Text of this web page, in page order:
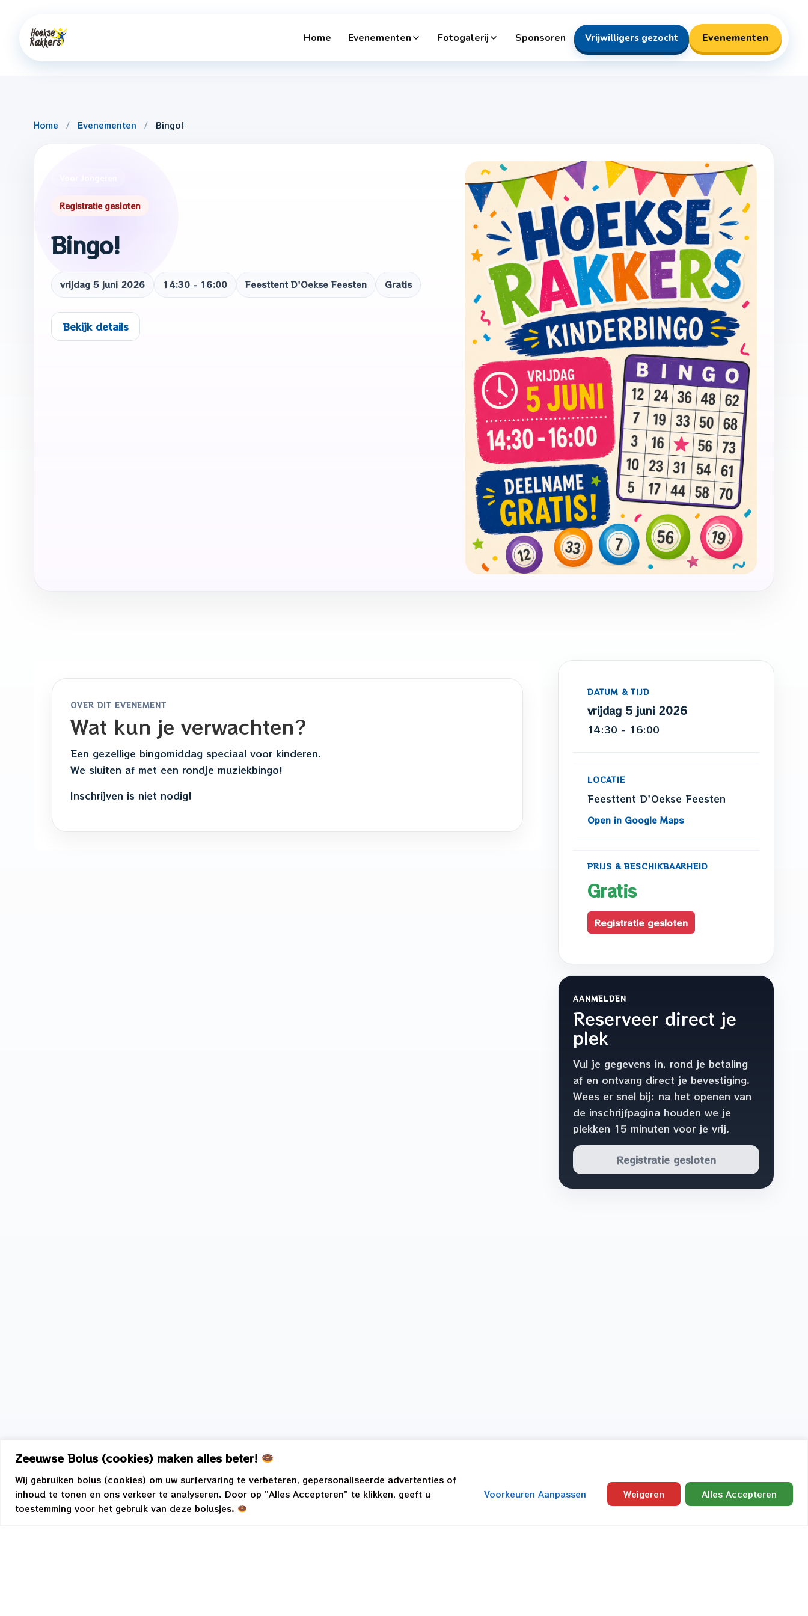
Zeeuwse Bolus (cookies) maken alles beter!
Wij gebruiken bolus (cookies) om uw surfervaring te verbeteren, gepersonaliseerde advertenties of
inhoud te tonen en ons verkeer te analyseren. Door op "Alles Accepteren" te klikken, geeft u
toestemming voor het gebruik van deze bolusjes.
Voorkeuren Aanpassen Weigeren Alles Accepteren
Home Evenementen Fotogalerij Sponsoren Vrijwilligers gezocht Evenementen
Home / Evenementen / Bingo!
Registratie gesloten
Bingo!
vrijdag 5 juni 2026 14:30 - 16:00 Feesttent D'Oekse Feesten Gratis
Bekijk details
OVER DIT EVENEMENT
Wat kun je verwachten?
Een gezellige bingomiddag speciaal voor kinderen.
We sluiten af met een rondje muziekbingo!
Inschrijven is niet nodig!
DATUM & TIJD
vrijdag 5 juni 2026
14:30 - 16:00
LOCATIE
Feesttent D'Oekse Feesten
Open in Google Maps
PRIJS & BESCHIKBAARHEID
Gratis
Registratie gesloten
AANMELDEN
Reserveer direct je
plek
Vul je gegevens in, rond je betaling
af en ontvang direct je bevestiging.
Wees er snel bij: na het openen van
de inschrijfpagina houden we je
plekken 15 minuten voor je vrij.
Registratie gesloten